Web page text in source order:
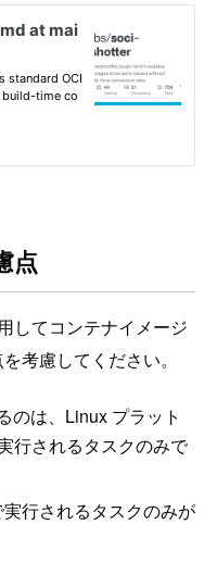
点
してコンテナイメージ
考慮してください。
のは、Linux プラット
行されるタスクのみで
行されるタスクのみが